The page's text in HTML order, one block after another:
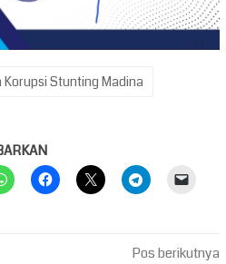
Korupsi Stunting Madina
Pos berikutnya